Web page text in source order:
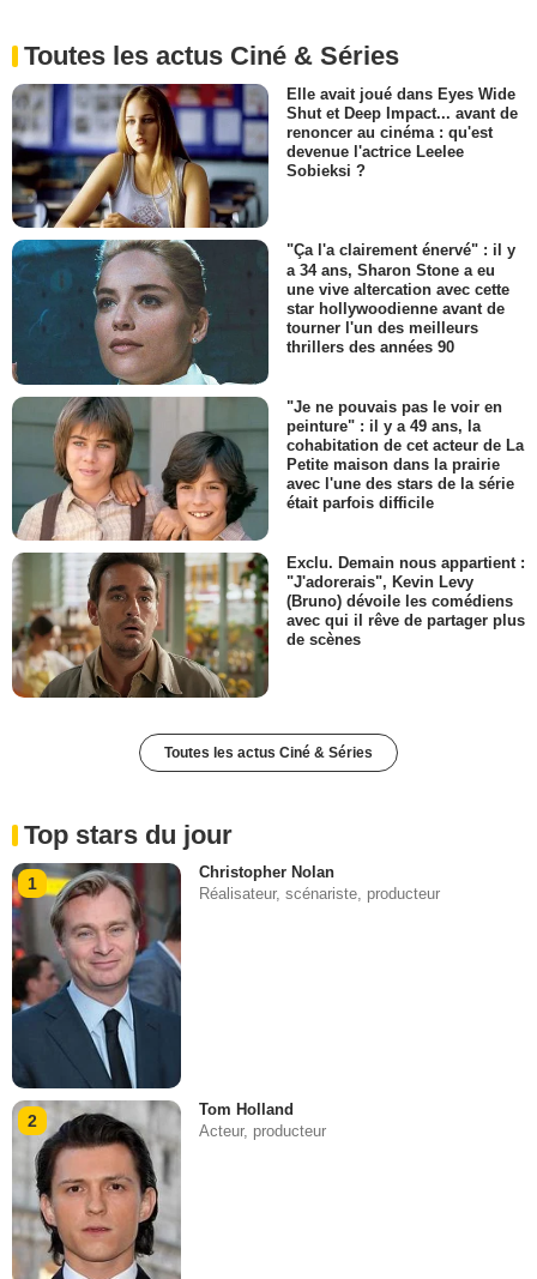
Toutes les actus Ciné & Séries
Elle avait joué dans Eyes Wide
Shut et Deep Impact... avant de
renoncer au cinéma : qu'est
devenue l'actrice Leelee
Sobieksi ?
"Ça l'a clairement énervé" : il y
a 34 ans, Sharon Stone a eu
une vive altercation avec cette
star hollywoodienne avant de
tourner l'un des meilleurs
thrillers des années 90
"Je ne pouvais pas le voir en
peinture" : il y a 49 ans, la
cohabitation de cet acteur de La
Petite maison dans la prairie
avec l'une des stars de la série
était parfois difficile
Exclu. Demain nous appartient :
"J'adorerais", Kevin Levy
(Bruno) dévoile les comédiens
avec qui il rêve de partager plus
de scènes
Toutes les actus Ciné & Séries
Top stars du jour
1
Christopher Nolan
Réalisateur, scénariste, producteur
2
Tom Holland
Acteur, producteur